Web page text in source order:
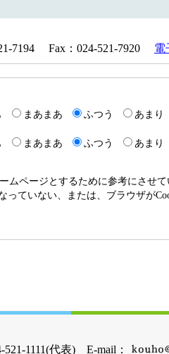
7194 Fax：024-521-7920 電
まあまあ ふつう あまり
まあまあ ふつう あまり
ページとするために参考にさせ
ていない、または、ブラウザが
1111(代表) E-mail：